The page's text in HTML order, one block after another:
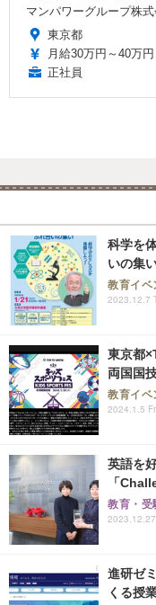
マンパワーグループ株式
東京都
月給30万円～40万円
正社員
科学を
いの集
教育イベ
2023.12.7
東京都
両国国
教育イベ
2024.1.5
英語を
「
教育・受
進研ゼ
くる授